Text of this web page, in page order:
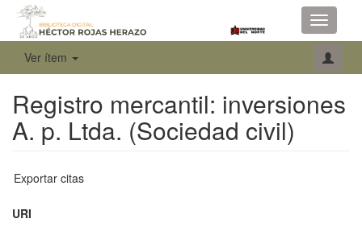
Toggle
Ver ítem
Registro mercantil: inversiones
A. p. Ltda. (Sociedad civil)
Exportar citas
URI